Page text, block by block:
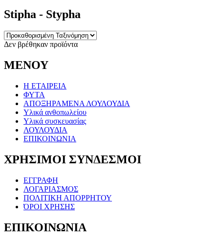
Stipha - Stypha
Δεν βρέθηκαν προϊόντα
ΜΕΝΟΥ
Η ΕΤΑΙΡΕΙΑ
ΦΥΤΑ
ΑΠΟΞΗΡΑΜΕΝΑ ΛΟΥΛΟΥΔΙΑ
Υλικά ανθοπωλείου
Υλικά συσκευασίας
ΛΟΥΛΟΥΔΙΑ
ΕΠΙΚΟΙΝΩΝΙΑ
ΧΡΗΣΙΜΟΙ ΣΥΝΔΕΣΜΟΙ
ΕΓΓΡΑΦΗ
ΛΟΓΑΡΙΑΣΜΟΣ
ΠΟΛΙΤΙΚΗ ΑΠΟΡΡΗΤΟΥ
ΌΡΟΙ ΧΡΗΣΗΣ
ΕΠΙΚΟΙΝΩΝΙΑ